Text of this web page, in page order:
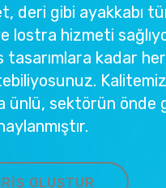
deri gibi ayakkabı
lostra hizmeti
kadar her
Kalitemiz
ünlü, sektörün önde
OLUŞTUR